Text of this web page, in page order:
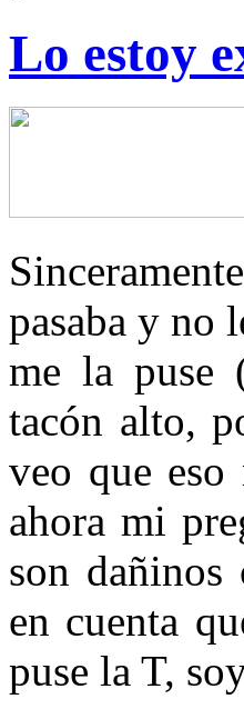
Lo estoy
pasaba y no
me la puse
tacón alto,
veo que
ahora mi
son dañinos
en cuenta
puse la T,